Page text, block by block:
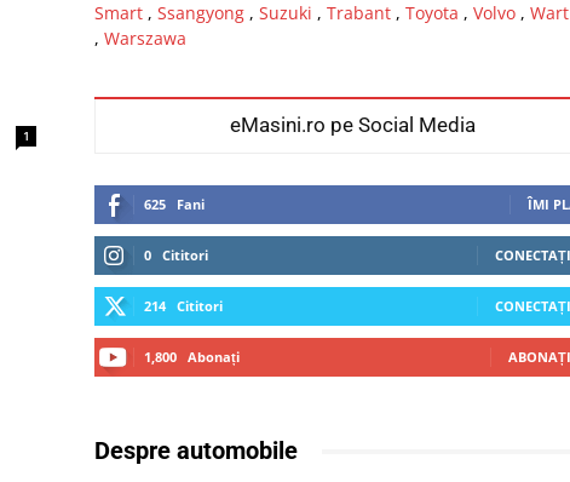
1
Smart, Ssangyong, Suzuki , Trabant, Toyota , Volvo,
, Warszawa
eMasini.ro pe Social Media
625 Fani ÎMI
0 Cititori
214 Cititori
1,800 Abonați
Despre automobile